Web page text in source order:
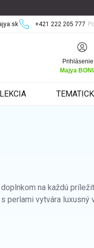
+421 222 205 777
Majya
na každú
perlami vytvára luxusný